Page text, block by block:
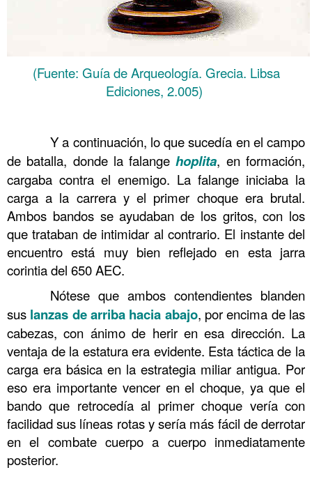
(Fuente: Guía de Arqueología. Grecia. Libsa
Ediciones, 2.005)
Y a continuación, lo que sucedía en el campo
de batalla, donde la falangehoplita, en formación,
cargaba contra el enemigo. La falange iniciaba la
carga a la carrera y el primer choque era brutal.
Ambos bandos se ayudaban de los gritos, con los
que trataban de intimidar al contrario. El instante del
encuentro está muy bien reflejado en esta jarra
corintia del 650 AEC.
Nótese que ambos contendientes blanden
sus lanzas de arriba hacia abajo, por encima de las
cabezas, con ánimo de herir en esa dirección. La
ventaja de la estatura era evidente. Esta táctica de la
carga era básica en la estrategia miliar antigua. Por
eso era importante vencer en el choque, ya que el
bando que retrocedía al primer choque vería con
facilidad sus líneas rotas y sería más fácil de derrotar
en el combate cuerpo a cuerpo inmediatamente
posterior.